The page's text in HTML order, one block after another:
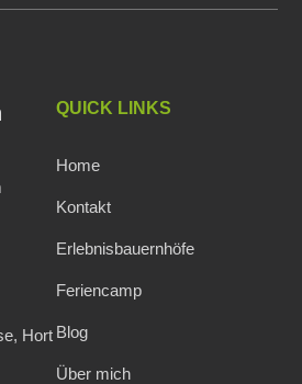
Hort
QUICK LINKS
Home
Kontakt
Erlebnisbauernhöfe
Feriencamp
Blog
Über mich